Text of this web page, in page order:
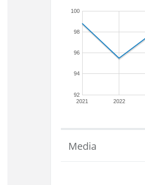
2021 2022
92
94
96
98
100
Media